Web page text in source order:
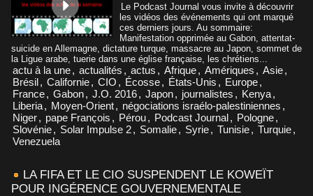
Le Podcast Journal vous invite à découvrir
les vidéos des événements qui ont marqué
ces derniers jours. Au sommaire:
Manifestation opprimée au Gabon, attentat-
suicide en Allemagne, dictature turque, massacre au Japon, sommet de
la Ligue arabe, tuerie dans une église française, les chrétiens...
actu à la une, actualités , actus , Afrique, Amériques , Asie,
Brésil, Californie, CIO , Écosse, États-Unis , Europe,
France, Gabon, J.O. 2016, Japon, journalistes , Kenya,
Liberia, Moyen-Orient, négociations israélo-palestiniennes ,
Niger, pape François , Pérou, Podcast Journal, Pologne,
Slovénie, Solar Impulse 2, Somalie, Syrie, Tunisie, Turquie,
Venezuela
LA FIFA ET LE CIO SUSPENDENT LE KOWEÏT
POUR INGÉRENCE GOUVERNEMENTALE